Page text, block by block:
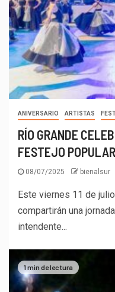
ANIVERSARIO ARTISTAS
RÍO GRANDE
FESTEJO POPULAR
08/07/2025 bienalsur
Este viernes 11 de
compartirán una
intendente...
1 min de lectura